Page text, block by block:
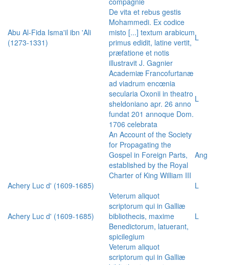
Abu Al-Fida Isma'il ibn 'Ali
(1273-1331)
De vita et rebus gestis
Mohammedi. Ex codice
misto [...] textum arabicum
primus edidit, latine vertit,
præfatione et notis
illustravit J. Gagnier
L
Academiæ Francofurtanæ
ad viadrum encœnia
secularia Oxonii in theatro
sheldoniano apr. 26 anno
fundat 201 annoque Dom.
1706 celebrata
L
An Account of the Society
for Propagating the
Gospel in Foreign Parts,
established by the Royal
Charter of King William III
Ang
Achery Luc d' (1609-1685) L
Achery Luc d' (1609-1685)
Veterum aliquot
scriptorum qui in Galliæ
bibliothecis, maxime
Benedictorum, latuerant,
spicilegium
L
Veterum aliquot
scriptorum qui in Galliæ